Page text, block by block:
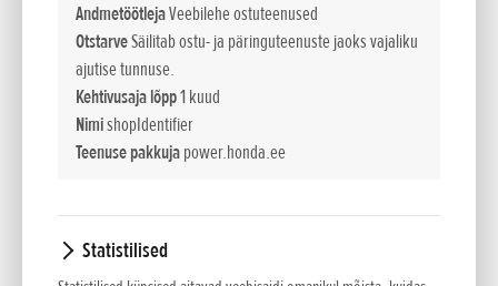
AndmetöötlejaVeebilehe ostuteenused
OtstarveSäilitab ostu- ja päringuteenuste jaoks vajaliku
ajutise tunnuse.
Kehtivusaja lõpp1 kuud
NimishopIdentifier
Teenuse pakkujapower.honda.ee
Statistilised
et järele ei jääks niidetud liblesid ega niitmata kohti. Honda
mootoritega murutraktorid lähevad alati hästi käima ja
saavad takerdumata ja ummistumata hakkama ka rasketes
tingimustes. Honda murutraktoritega saate muru hooldada
kolmel moel: muru või lehti kokku kogudes, muru tagant
välja suunates või multšimissüsteemi kasutades.
Sünkroonne terade töö
Mõlemal teral on kattuvad niitmisalad, et niitmine oleks
täpne ja et vältida pööretel niitmata jäänud alade tekkimist.